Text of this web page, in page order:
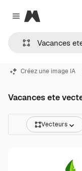
Close menu
Magnific
Créez une image IA
Vacances ete
Vecteurs